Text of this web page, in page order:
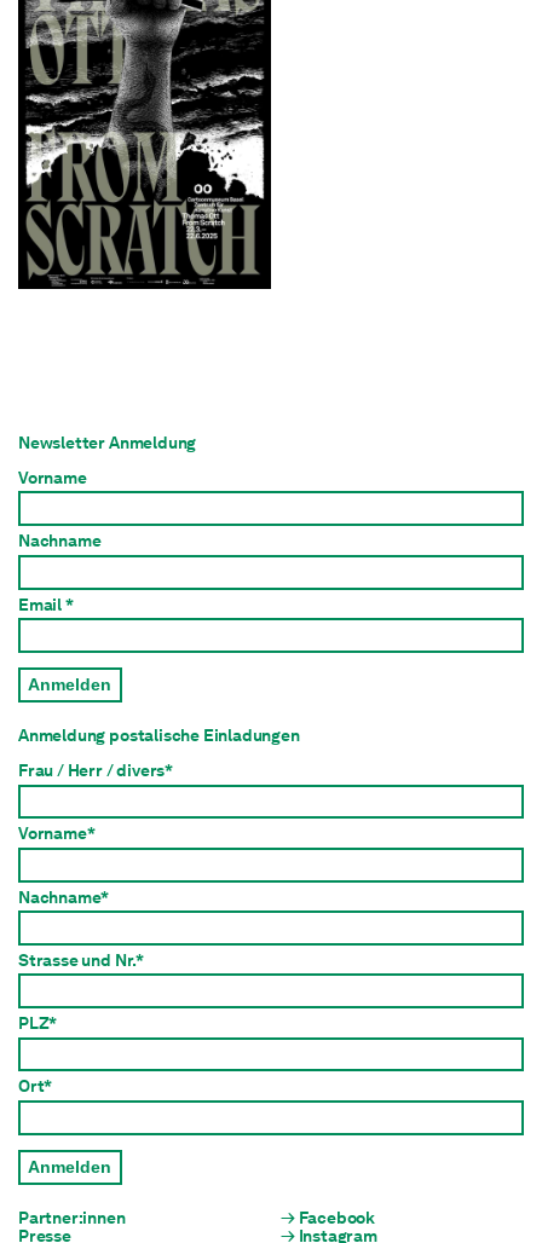
Newsletter Anmeldung
Vorname
Nachname
Email *
Anmelden
Anmeldung postalische Einladungen
Frau / Herr / divers*
Vorname*
Nachname*
Strasse und Nr.*
PLZ*
Ort*
Anmelden
Partner:innen
Presse
Facebook
Instagram